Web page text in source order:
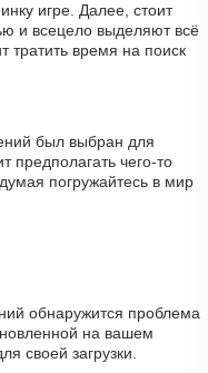
игре. Далее, стоит
и всецело выделяют всё
время на поиск
был выбран для
предполагать чего-то
погружайтесь в мир
обнаружится проблема
на вашем
своей загрузки.